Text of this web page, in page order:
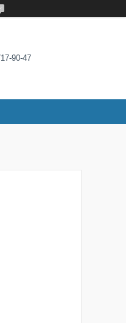
90-47